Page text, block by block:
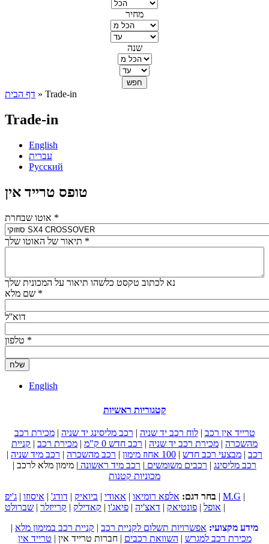
מחיר
שנה
דף הבית » Trade-in
Trade-in
English
עברית
Русский
טופס טרייד אין
*
*
נא לכתוב טקסט כלשהו תיאור על המכונית שלך
*
דוא''ל
*
English
קטגוריות ראשיות
טרייד אין רכב |לוח רכב יד שניה | רכב מליסינג יד שניה |מכירת רכב
מהשכרה | מכירת רכב יד שניה | רכב חדש 0 ק"מ | מכירת רכב | קניית
רכב | מבצעי רכב חדש | 100 אחוז מימון | רכב מהשכרה | רכב מיד שניה |
רכב מליסינג | רכבים משומשים | רכב מיד ראשונה | מימון מלא לרכב |
מכוניות קטנות
בחר דגם: אלפא רומיאו | אאודי | ביואיק | דודג' | איסוזו | ג'יפ | M.G |
אופל | פונטיאק | דאצ'יה | פיאג'ו | קאדילק | קרייזלר | שברולט
|
מידע מקצועי: אפשרויות תשלום לקניית רכב | קניית רכב במימון מלא |
מכירת רכב למגרש | השוואת רכבים |חברות טרייד אין | טרייד אין